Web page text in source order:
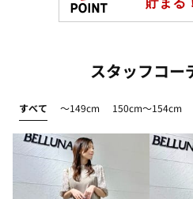
スタッフコー
すべて ～149cm 150cm～154cm